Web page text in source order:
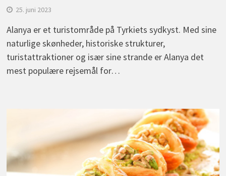
25. juni 2023
Alanya er et turistområde på Tyrkiets sydkyst. Med sine
naturlige skønheder, historiske strukturer,
turistattraktioner og især sine strande er Alanya det
mest populære rejsemål for…